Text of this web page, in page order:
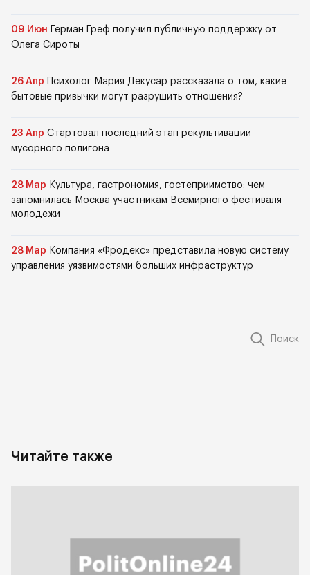
09 Июн
Герман Греф получил публичную поддержку от
Олега Сироты
26 Апр
Психолог Мария Декусар рассказала о том, какие
бытовые привычки могут разрушить отношения?
23 Апр Стартовал последний этап рекультивации
мусорного полигона
28 Мар Культура, гастрономия, гостеприимство: чем
запомнилась Москва участникам Всемирного фестиваля
молодежи
28 Мар Компания «Фродекс» представила новую систему
управления уязвимостями больших инфраструктур
Поиск
Читайте также